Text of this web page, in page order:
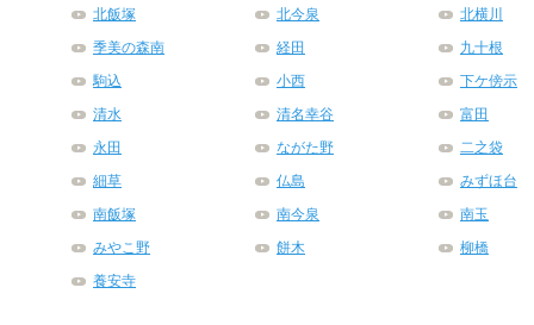
北飯塚
北今泉
北横川
季美の森南
経田
九十根
駒込
小西
下ケ傍示
清水
清名幸谷
富田
永田
ながた野
二之袋
細草
仏島
みずほ台
南飯塚
南今泉
南玉
みやこ野
餅木
柳橋
養安寺